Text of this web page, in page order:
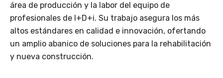
área de producción y la labor del equipo de
profesionales de I+D+i. Su trabajo asegura los más
altos estándares en calidad e innovación, ofertando
un amplio abanico de soluciones para la rehabilitación
y nueva construcción.